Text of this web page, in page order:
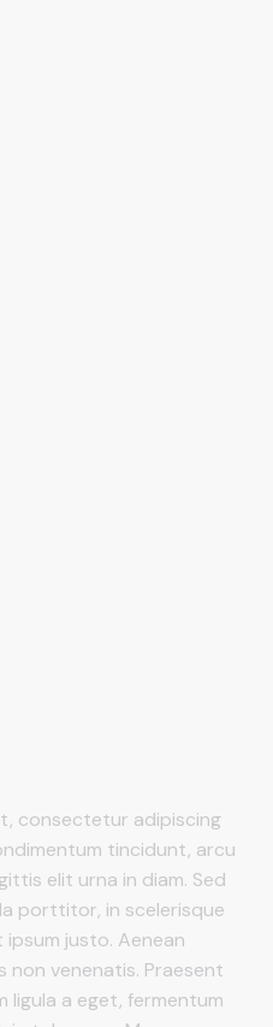
consectetur adipiscing
tincidunt, arcu
elit urna in diam. Sed
porttitor, in scelerisque
ipsum justo. Aenean
non venenatis. Praesent
ligula a eget, fermentum